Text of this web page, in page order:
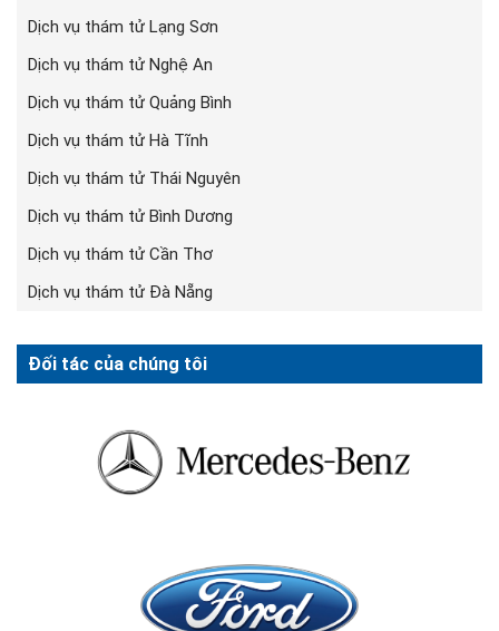
Dịch vụ thám tử Lạng Sơn
Dịch vụ thám tử Nghệ An
Dịch vụ thám tử Quảng Bình
Dịch vụ thám tử Hà Tĩnh
Dịch vụ thám tử Thái Nguyên
Dịch vụ thám tử Bình Dương
Dịch vụ thám tử Cần Thơ
Dịch vụ thám tử Đà Nẵng
Đối tác của chúng tôi